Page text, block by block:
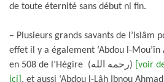
de toute éternité sans début ni fin.
– Plusieurs grands savants de l’Islâm
effet il y a également ‘Abdou l-
en 508 de l’Hégire (رحمه الله) [voir
ici] , et aussi ‘Abdou l-Lâh Ibnou